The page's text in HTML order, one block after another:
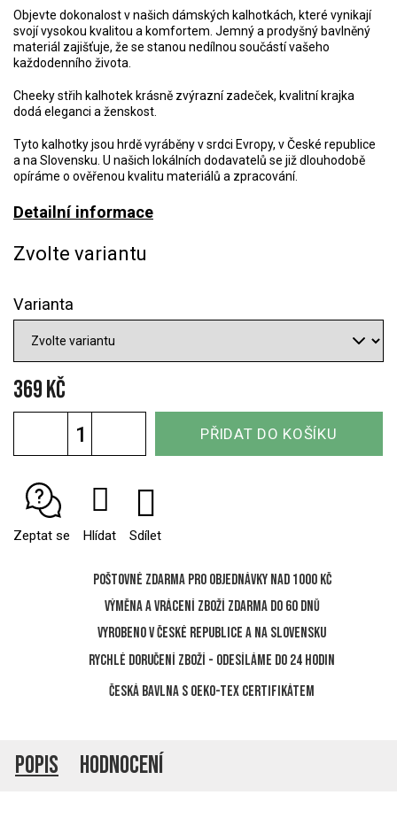
369 Kč
Zvolte variantu
Varianta
PŘIDAT DO KOŠÍKU
Objevte dokonalost v našich dámských kalhotkách, které vynikají
svojí vysokou kvalitou a komfortem. Jemný a prodyšný bavlněný
materiál zajišťuje, že se stanou nedílnou součástí vašeho
každodenního života.
Cheeky střih kalhotek krásně zvýrazní zadeček, kvalitní krajka
dodá eleganci a ženskost.
Tyto kalhotky jsou hrdě vyráběny v srdci Evropy, v České republice
a na Slovensku. U našich lokálních dodavatelů se již dlouhodobě
opíráme o ověřenou kvalitu materiálů a zpracování.
Detailní informace
Zeptat se Hlídat Sdílet
Poštovné zdarma pro objednávky nad 1000 Kč
Výměna a vrácení zboží zdarma do 60 dnů
Vyrobeno v České republice a na Slovensku
Rychlé doručení zboží - odesíláme do 24 hodin
Česká bavlna s Oeko-Tex certifikátem
Popis Hodnocení